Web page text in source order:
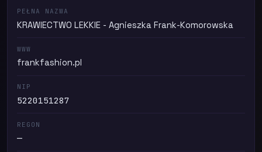
PEŁNA NAZWA
KRAWIECTWO LEKKIE - Agnieszka Frank-Komorowska
WWW
frankfashion.pl
NIP
5220151287
REGON
—